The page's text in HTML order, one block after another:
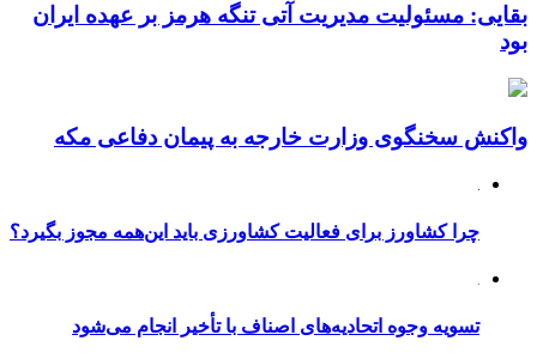
بقایی: مسئولیت مدیریت آتی تنگه هرمز بر عهده ایران
بود
واکنش سخنگوی وزارت خارجه به پیمان دفاعی مکه
چرا کشاورز برای فعالیت کشاورزی باید این‌همه مجوز بگیرد؟
تسویه وجوه اتحادیه‌های اصناف با تأخیر انجام می‌شود